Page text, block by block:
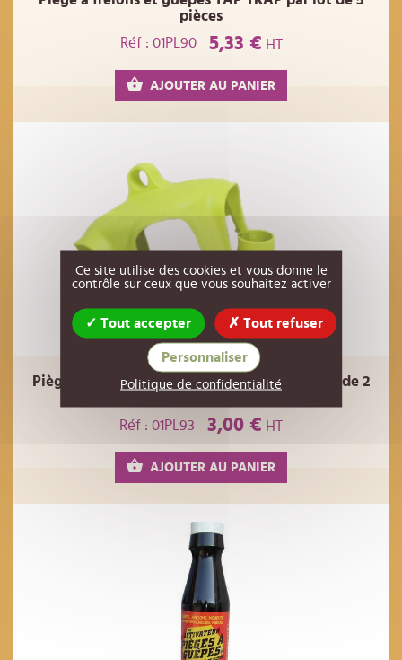
pièces
Réf : 01PL90
5,33 € HT
AJOUTER AU PANIER
Piège à frelons et guèpes VASO TRAP par lot de 2
Réf : 01PL93
3,00 € HT
AJOUTER AU PANIER
Ce site utilise des cookies et vous donne le
contrôle sur ceux que vous souhaitez activer
Tout accepter Tout refuser
Personnaliser
Politique de confidentialité